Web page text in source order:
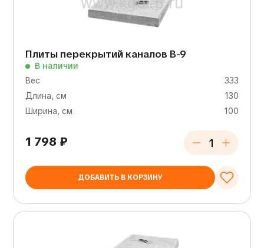
Плиты перекрытий каналов В-9
В наличии
Вес
333
Длина, см
130
Ширина, см
100
1 798 ₽
ДОБАВИТЬ В КОРЗИНУ